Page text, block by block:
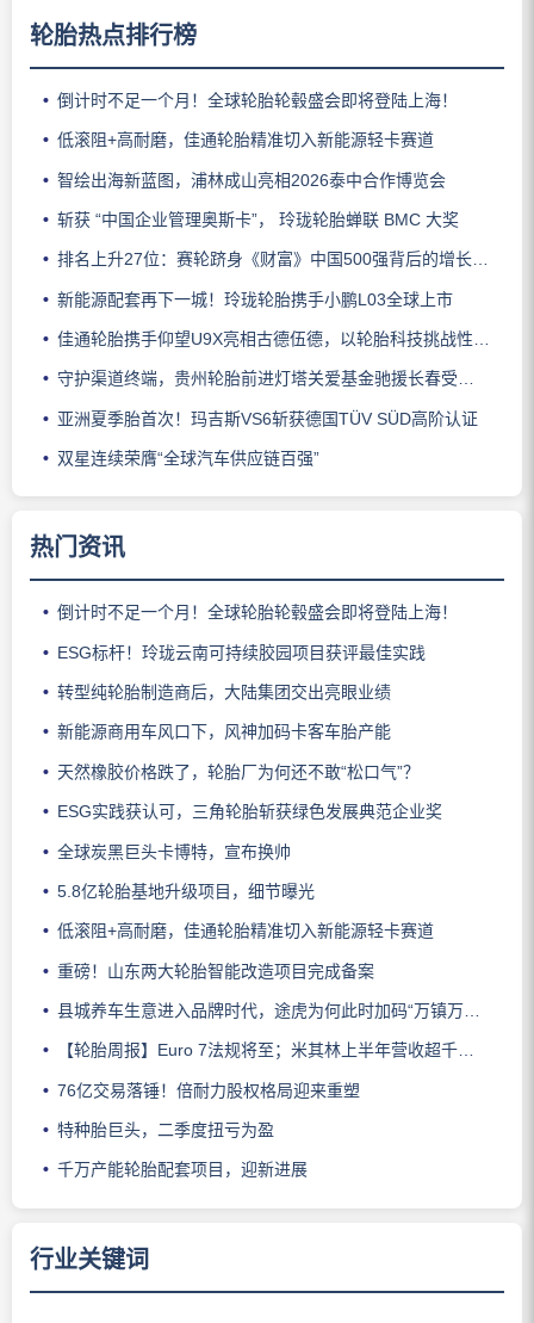
轮胎热点排行榜
倒计时不足一个月！全球轮胎轮毂盛会即将登陆上海！
低滚阻+高耐磨，佳通轮胎精准切入新能源轻卡赛道
智绘出海新蓝图，浦林成山亮相2026泰中合作博览会
斩获 “中国企业管理奥斯卡”， 玲珑轮胎蝉联 BMC 大奖
排名上升27位：赛轮跻身《财富》中国500强背后的增长逻辑
新能源配套再下一城！玲珑轮胎携手小鹏L03全球上市
佳通轮胎携手仰望U9X亮相古德伍德，以轮胎科技挑战性能边界
守护渠道终端，贵州轮胎前进灯塔关爱基金驰援长春受灾门店
亚洲夏季胎首次！玛吉斯VS6斩获德国TÜV SÜD高阶认证
双星连续荣膺“全球汽车供应链百强”
热门资讯
倒计时不足一个月！全球轮胎轮毂盛会即将登陆上海！
ESG标杆！玲珑云南可持续胶园项目获评最佳实践
转型纯轮胎制造商后，大陆集团交出亮眼业绩
新能源商用车风口下，风神加码卡客车胎产能
天然橡胶价格跌了，轮胎厂为何还不敢“松口气”？
ESG实践获认可，三角轮胎斩获绿色发展典范企业奖
全球炭黑巨头卡博特，宣布换帅
5.8亿轮胎基地升级项目，细节曝光
低滚阻+高耐磨，佳通轮胎精准切入新能源轻卡赛道
重磅！山东两大轮胎智能改造项目完成备案
县城养车生意进入品牌时代，途虎为何此时加码“万镇万店”？
【轮胎周报】Euro 7法规将至；米其林上半年营收超千亿；倍耐力上半年盈利稳增；龙星炭黑斩获欧洲近万吨订单
76亿交易落锤！倍耐力股权格局迎来重塑
特种胎巨头，二季度扭亏为盈
千万产能轮胎配套项目，迎新进展
行业关键词